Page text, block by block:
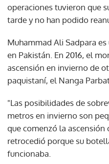
operaciones tuvieron que
tarde y no han podido
Muhammad Ali Sadpara
en Pakistán. En 2016, el
ascensión en invierno de
paquistaní, el Nanga
"Las posibilidades de
metros en invierno son
que comenzó la
retrocedió porque su
funcionaba.